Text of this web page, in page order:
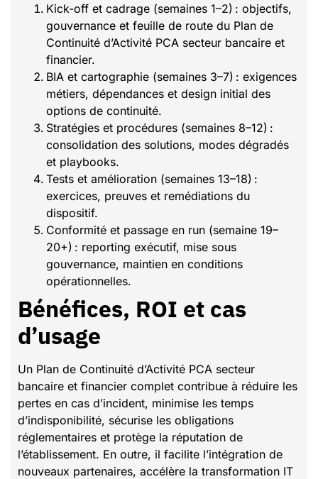
Kick-off et cadrage (semaines 1–2) : objectifs,
gouvernance et feuille de route du Plan de
Continuité d’Activité PCA secteur bancaire et
financier.
BIA et cartographie (semaines 3–7) : exigences
métiers, dépendances et design initial des
options de continuité.
Stratégies et procédures (semaines 8–12) :
consolidation des solutions, modes dégradés
et playbooks.
Tests et amélioration (semaines 13–18) :
exercices, preuves et remédiations du
dispositif.
Conformité et passage en run (semaine 19–
20+) : reporting exécutif, mise sous
gouvernance, maintien en conditions
opérationnelles.
Bénéfices, ROI et cas
d’usage
Un Plan de Continuité d’Activité PCA secteur
bancaire et financier complet contribue à réduire les
pertes en cas d’incident, minimise les temps
d’indisponibilité, sécurise les obligations
réglementaires et protège la réputation de
l’établissement. En outre, il facilite l’intégration de
nouveaux partenaires, accélère la transformation IT